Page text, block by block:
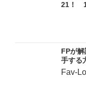
21！ 1
FPが
手する
Fav-